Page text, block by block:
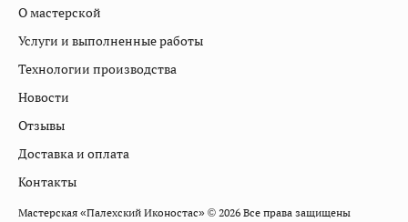
О мастерской
Услуги и выполненные работы
Технологии производства
Новости
Отзывы
Доставка и оплата
Контакты
Мастерская «Палехский Иконостас» © 2026 Все права защищены